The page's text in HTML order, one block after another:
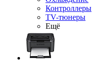
Контроллеры
TV-тюнеры
Ещё